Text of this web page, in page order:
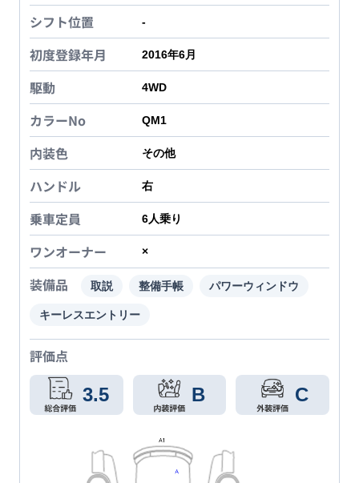
シフト位置 -
初度登録年月 2016年6月
駆動 4WD
カラーNo QM1
内装色 その他
ハンドル 右
乗車定員 6人乗り
ワンオーナー ×
装備品 取説 整備手帳 パワーウィンドウ
キーレスエントリー
評価点
3.5 B C